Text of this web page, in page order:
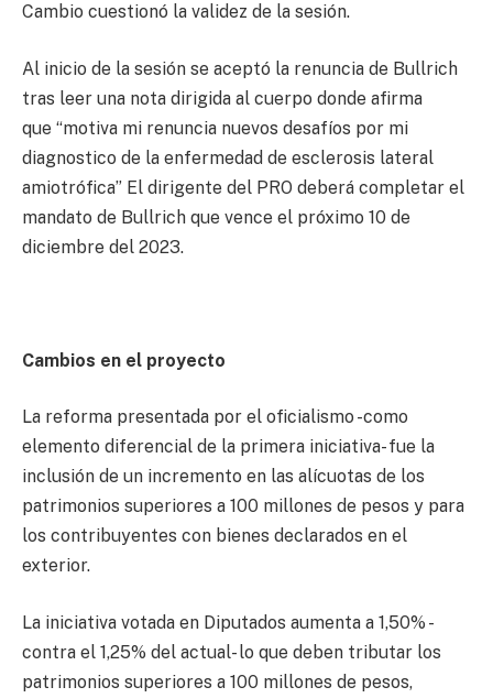
Cambio cuestionó la validez de la sesión.
Al inicio de la sesión se aceptó la renuncia de Bullrich
tras leer una nota dirigida al cuerpo donde afirma
que “motiva mi renuncia nuevos desafíos por mi
diagnostico de la enfermedad de esclerosis lateral
amiotrófica” El dirigente del PRO deberá completar el
mandato de Bullrich que vence el próximo 10 de
diciembre del 2023.
Cambios en el proyecto
La reforma presentada por el oficialismo -como
elemento diferencial de la primera iniciativa- fue la
inclusión de un incremento en las alícuotas de los
patrimonios superiores a 100 millones de pesos y para
los contribuyentes con bienes declarados en el
exterior.
La iniciativa votada en Diputados aumenta a 1,50% -
contra el 1,25% del actual- lo que deben tributar los
patrimonios superiores a 100 millones de pesos,